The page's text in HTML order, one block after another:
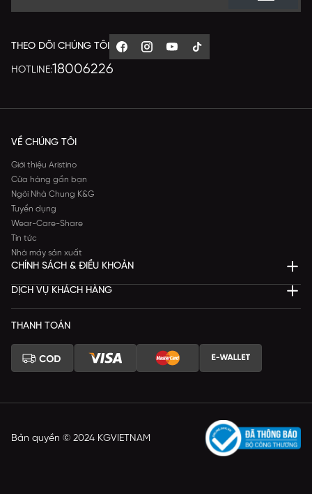
THEO DÕI CHÚNG TÔI
HOTLINE:18006226
VỀ CHÚNG TÔI
Giới thiệu Aristino
Cửa hàng gần bạn
Ngôi Nhà Chung K&G
Tuyển dụng
Wear-Care-Share
Tin tức
Nhà máy sản xuất
CHÍNH SÁCH & ĐIỀU KHOẢN
DỊCH VỤ KHÁCH HÀNG
THANH TOÁN
Bản quyền © 2024 KGVIETNAM